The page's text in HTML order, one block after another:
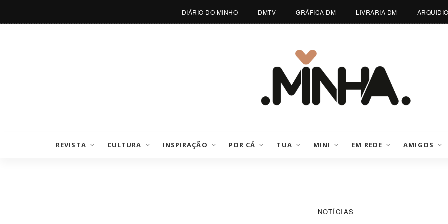
DIÁRIO DO MINHO DMTV GRÁFICA DM LIVRARIA DM
REVISTA CULTURA INSPIRAÇÃO POR CÁ TUA MINI EM REDE AMIGOS
NOTÍCIAS